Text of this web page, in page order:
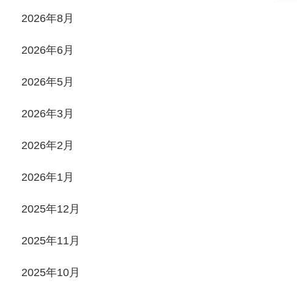
2026年8月
2026年6月
2026年5月
2026年3月
2026年2月
2026年1月
2025年12月
2025年11月
2025年10月